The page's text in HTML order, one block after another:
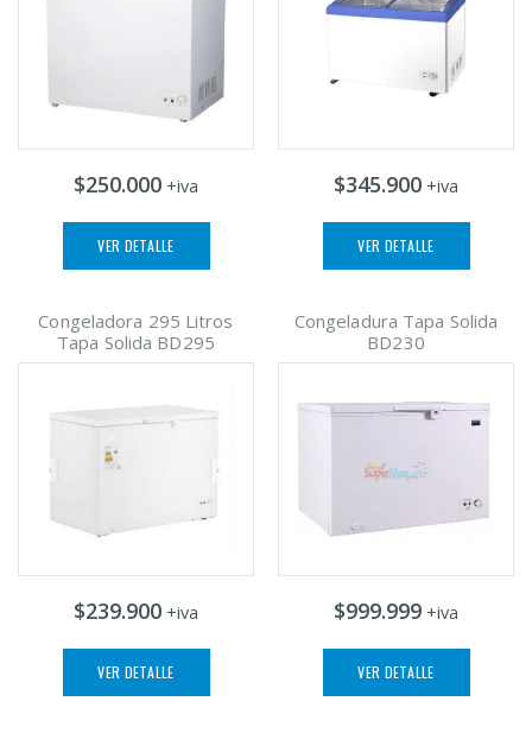
$250.000 +iva
VER DETALLE
$345.900 +iva
VER DETALLE
Congeladora 295 Litros
Tapa Solida BD295
$239.900 +iva
VER DETALLE
Congeladura Tapa Solida
BD230
$999.999 +iva
VER DETALLE